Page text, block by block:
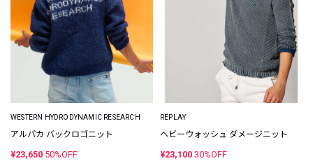
WESTERN HYDRODYNAMIC RESEARCH
アルパカ バックロゴニット
¥23,650 50%OFF
REPLAY
ヘビーウォッシュ ダメージニット
¥23,100 30%OFF